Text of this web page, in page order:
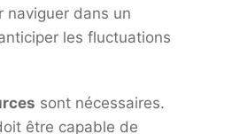
naviguer dans un
les fluctuations
sont nécessaires.
être capable de